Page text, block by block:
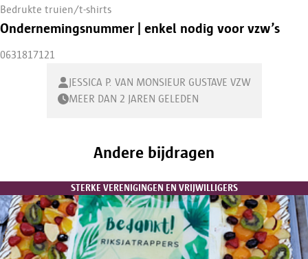
Bedrukte truien/t-shirts
Ondernemingsnummer | enkel nodig voor vzw’s
0631817121
JESSICA P. VAN MONSIEUR GUSTAVE VZW
MEER DAN 2 JAREN GELEDEN
Andere bijdragen
STERKE VERENIGINGEN EN VRIJWILLIGERS